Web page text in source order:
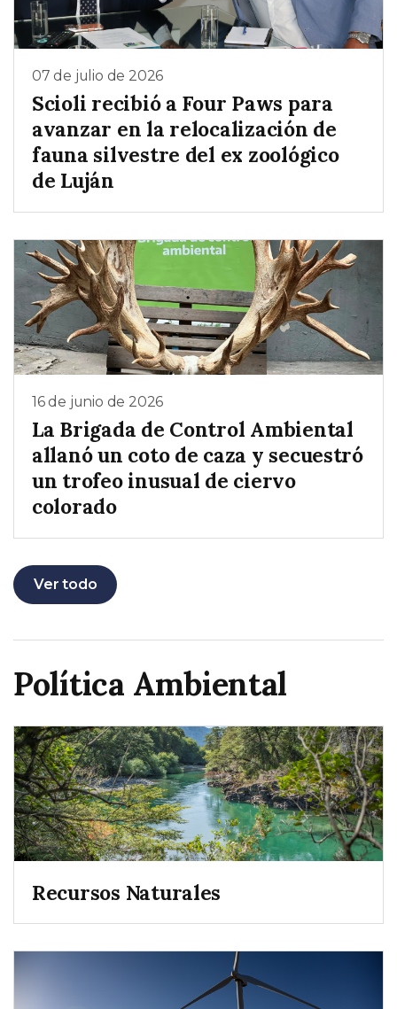
07 de julio de 2026
Scioli recibió a Four Paws para
avanzar en la relocalización de
fauna silvestre del ex zoológico
de Luján
16 de junio de 2026
La Brigada de Control Ambiental
allanó un coto de caza y secuestró
un trofeo inusual de ciervo
colorado
Ver todo
Política Ambiental
Recursos Naturales